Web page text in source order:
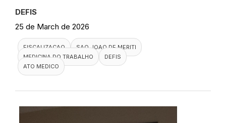
DEFIS
25 de March de 2026
FISCALIZACAO
SAO JOAO DE MERITI
MEDICINA DO TRABALHO
DEFIS
ATO MEDICO